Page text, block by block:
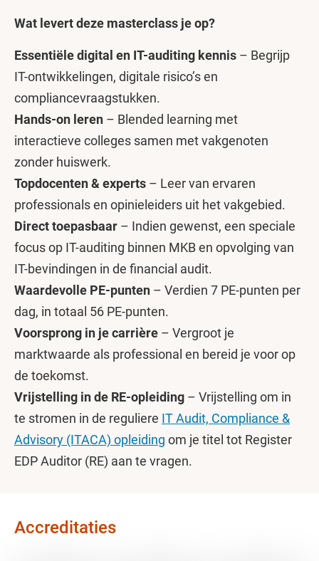
Wat levert deze masterclass je op?
Essentiële digital en IT-auditing kennis – Begrijp
IT-ontwikkelingen, digitale risico’s en
compliancevraagstukken.
Hands-on leren – Blended learning met
interactieve colleges samen met vakgenoten
zonder huiswerk.
Topdocenten & experts – Leer van ervaren
professionals en opinieleiders uit het vakgebied.
Direct toepasbaar – Indien gewenst, een speciale
focus op IT-auditing binnen MKB en opvolging van
IT-bevindingen in de financial audit.
Waardevolle PE-punten – Verdien 7 PE-punten per
dag, in totaal 56 PE-punten.
Voorsprong in je carrière – Vergroot je
marktwaarde als professional en bereid je voor op
de toekomst.
Vrijstelling in de RE-opleiding – Vrijstelling om in
te stromen in de reguliere IT Audit, Compliance &
Advisory (ITACA) opleiding om je titel tot Register
EDP Auditor (RE) aan te vragen.
Accreditaties